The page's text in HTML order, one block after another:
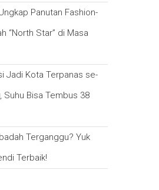
Panutan Fashion-
“North Star” di Masa
Jadi Kota Terpanas se-
Suhu Bisa Tembus 38
Terganggu? Yuk
Terbaik!